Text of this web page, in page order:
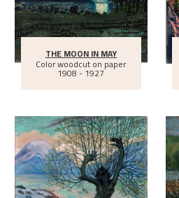
THE MOON IN MAY
Color woodcut on paper
1908 - 1927